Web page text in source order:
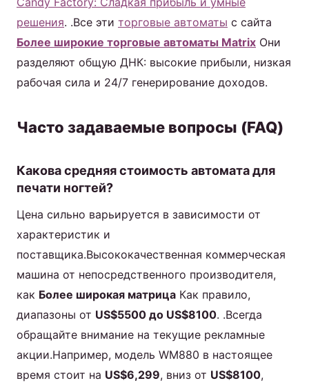
решения. .Все эти торговые автоматы с сайта
Более широкие торговые автоматы Matrix Они
разделяют общую ДНК: высокие прибыли, низкая
рабочая сила и 24/7 генерирование доходов.
Часто задаваемые вопросы (FAQ)
Какова средняя стоимость автомата для
печати ногтей?
Цена сильно варьируется в зависимости от
характеристик и
поставщика.Высококачественная коммерческая
машина от непосредственного производителя,
как Более широкая матрица Как правило,
диапазоны от US$5500 до US$8100. .Всегда
обращайте внимание на текущие рекламные
акции.Например, модель WM880 в настоящее
время стоит на US$6,299, вниз от US$8100,